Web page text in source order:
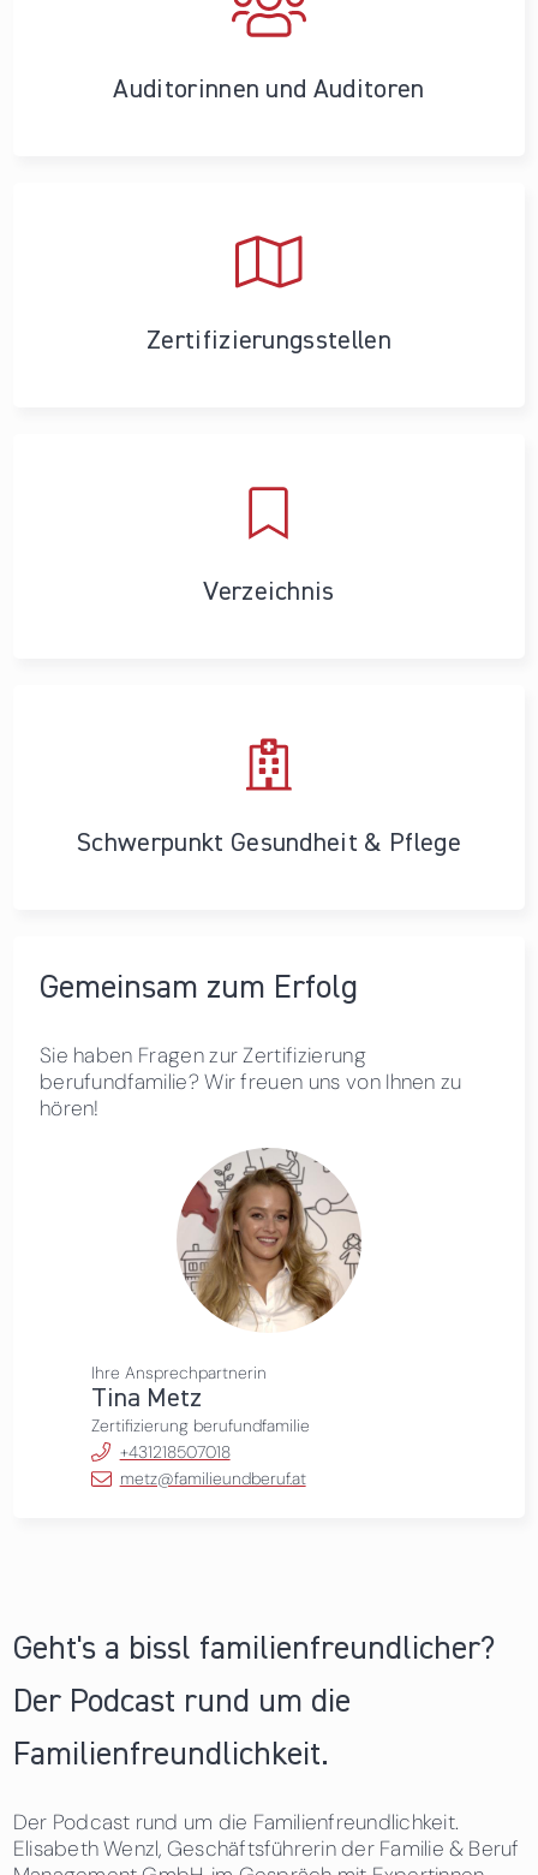
Auditorinnen und Auditoren
Zertifizierungs­stellen
Verzeichnis
Schwerpunkt Gesundheit & Pflege
Gemeinsam zum Erfolg
Sie haben Fragen zur Zertifizierung
berufundfamilie? Wir freuen uns von Ihnen zu
hören!
Ihre Ansprechpartnerin
Tina Metz
Zertifizierung berufundfamilie
+431218507018
metz@familieundberuf.at
Geht's a bissl familienfreundlicher?
Der Podcast rund um die
Familienfreundlichkeit.
Der Podcast rund um die Familienfreundlichkeit.
Elisabeth Wenzl, Geschäftsführerin der Familie & Beruf